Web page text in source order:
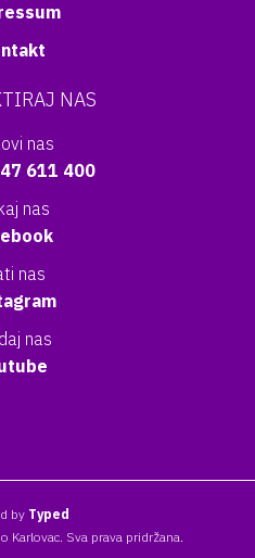
NAS
nas
611 400
nas
nas
nas
by Typed
Sva prava pridržana.